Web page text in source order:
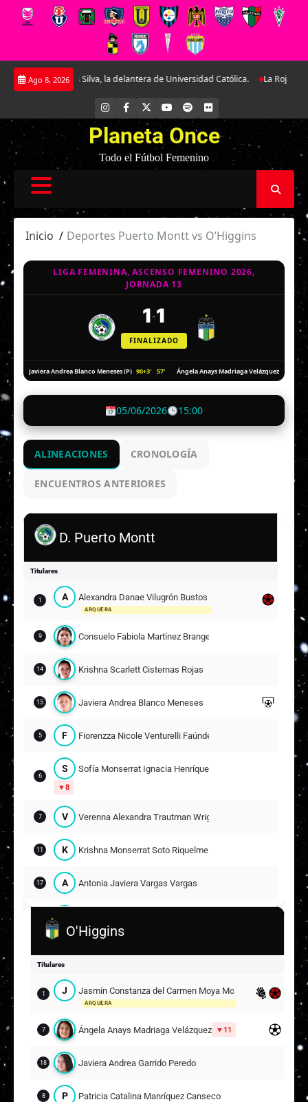
Saltar
Ago 8, 2026
a Tais Silva, la delantera de Universidad Católica. La Roja Sub-17
INSTAGRAM
FACEBOOK YOUTUBE
SPOTIFYFLICKR
Planeta Once
Todo el Fútbol Femenino
Inicio Deportes Puerto Montt vs O’Higgins
LIGA FEMENINA, ASCENSO FEMENINO 2026,
JORNADA 13
1-1
FINALIZADO
Javiera Andrea Blanco Meneses (P) 90+3' 57' Ángela Anays Madriaga Velázquez
05/06/2026 15:00
ALINEACIONES CRONOLOGÍA
ENCUENTROS ANTERIORES
D. Puerto Montt
Titulares
1 A Alexandra Danae Vilugrón Bustos
ARQUERA
9 Consuelo Fabiola Martínez Brange
14 Krishna Scarlett Cisternas Rojas
15 Javiera Andrea Blanco Meneses
5 F Fiorenzza Nicole Venturelli Faúndez
6
S Sofía Monserrat Ignacia Henríquez Rivas
8
7 V Verenna Alexandra Trautman Wrigge
11 K Krishna Monserrat Soto Riquelme
17 A Antonia Javiera Vargas Vargas
V Valentina Belén Werner Ramírez
Tamara Valentina Mansilla Scholer
O'Higgins
Titulares
1 J Jasmín Constanza del Carmen Moya Monardes
ARQUERA
7 Ángela Anays Madriaga Velázquez 11
18 Javiera Andrea Garrido Peredo
8 P Patricia Catalina Manríquez Canseco